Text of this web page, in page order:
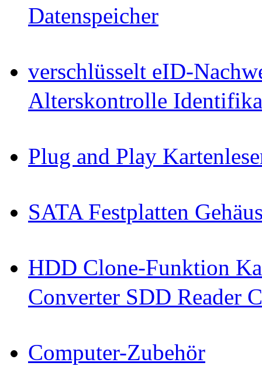
Datenspeicher
verschlüsselt eID-
Alterskontrolle
Plug and Play
SATA Festplatten
HDD Clone-Funktion
Converter SDD Reader
Computer-Zubehör